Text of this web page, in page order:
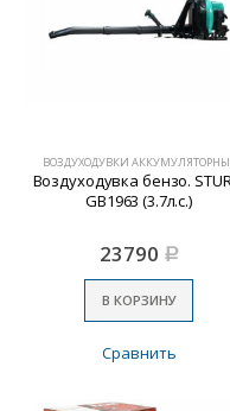
ВОЗДУХОДУВКИ
Воздуходувка бензо.
GB1963 (3.7л.с.)
23790 Р
В КОРЗИНУ
Сравнить